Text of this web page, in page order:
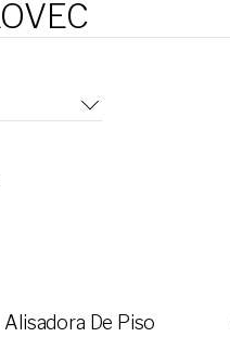
Alisadora De Piso